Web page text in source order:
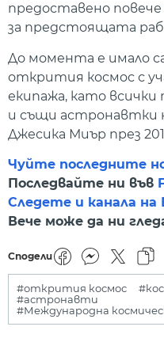
предоставено
за предстоящата
До момента е имало
открития космос с
екипажа, като
и същи астронавтки
Джесика Миър през
Чуйте последните
Последвайте ни във
Следете и канала на
Вече може да ни
Сподели
#открития космос
#астронавти
#Международна